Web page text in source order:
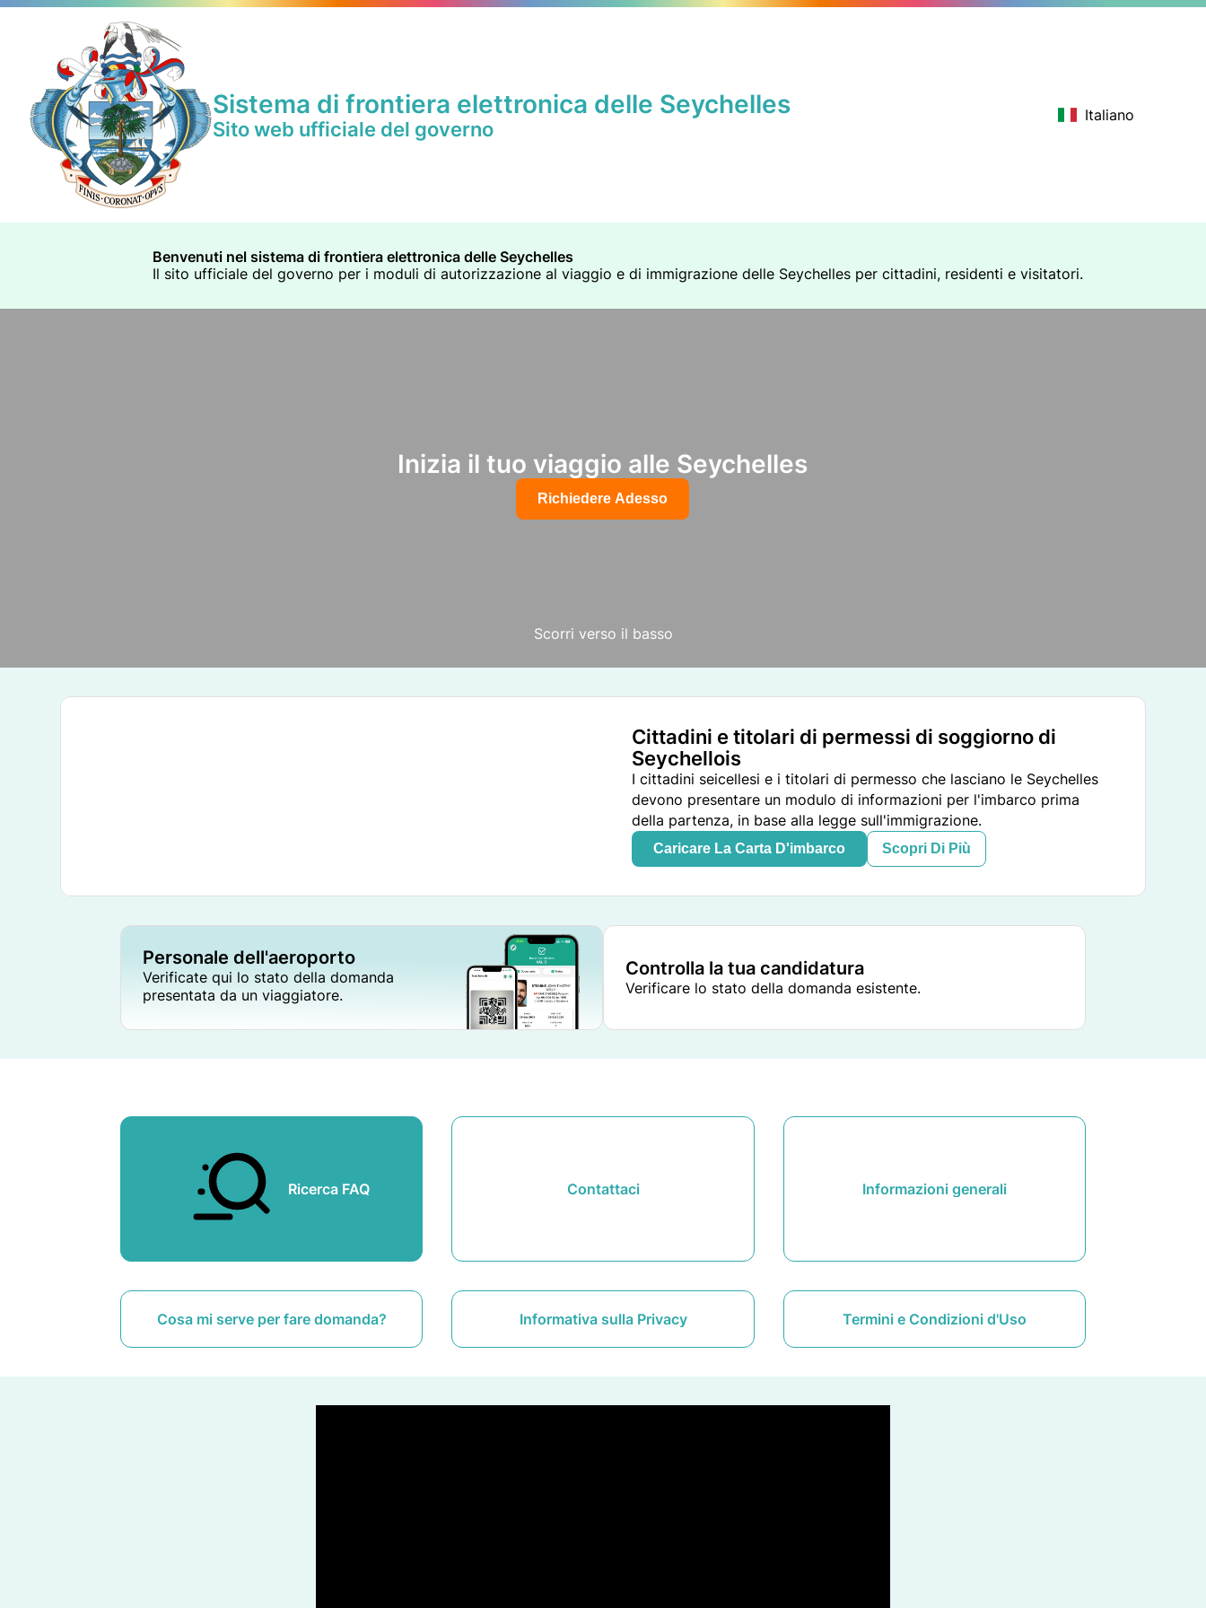
Sistema di frontiera elettronica delle Seychelles
Sito web ufficiale del governo
Italiano
Benvenuti nel sistema di frontiera elettronica delle Seychelles
Il sito ufficiale del governo per i moduli di autorizzazione al viaggio e di immigrazione delle Seychelles per cittadini, residenti e visitatori.
Inizia il tuo viaggio alle Seychelles
Richiedere Adesso
Scorri verso il basso
Cittadini e titolari di permessi di soggiorno di
Seychellois
I cittadini seicellesi e i titolari di permesso che lasciano le Seychelles
devono presentare un modulo di informazioni per l'imbarco prima
della partenza, in base alla legge sull'immigrazione.
Caricare La Carta D'imbarco Scopri Di Più
Personale dell'aeroporto
Verificate qui lo stato della domanda
presentata da un viaggiatore.
Controlla la tua candidatura
Verificare lo stato della domanda esistente.
Ricerca FAQ Contattaci Informazioni generali
Cosa mi serve per fare domanda? Informativa sulla Privacy Termini e Condizioni d'Uso